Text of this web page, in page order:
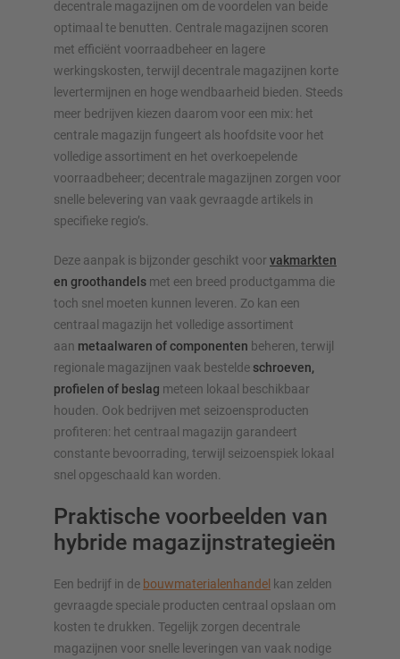
decentrale magazijnen om de voordelen van beide
optimaal te benutten. Centrale magazijnen scoren
met efficiënt voorraadbeheer en lagere
werkingskosten, terwijl decentrale magazijnen korte
levertermijnen en hoge wendbaarheid bieden. Steeds
meer bedrijven kiezen daarom voor een mix: het
centrale magazijn fungeert als hoofdsite voor het
volledige assortiment en het overkoepelende
voorraadbeheer; decentrale magazijnen zorgen voor
snelle belevering van vaak gevraagde artikels in
specifieke regio’s.
Deze aanpak is bijzonder geschikt voor vakmarkten
en groothandels met een breed productgamma die
toch snel moeten kunnen leveren. Zo kan een
centraal magazijn het volledige assortiment
aan metaalwaren of componenten beheren, terwijl
regionale magazijnen vaak bestelde schroeven,
profielen of beslag meteen lokaal beschikbaar
houden. Ook bedrijven met seizoensproducten
profiteren: het centraal magazijn garandeert
constante bevoorrading, terwijl seizoenspiek lokaal
snel opgeschaald kan worden.
Praktische voorbeelden van
hybride magazijnstrategieën
Een bedrijf in de bouwmaterialenhandel kan zelden
gevraagde speciale producten centraal opslaan om
kosten te drukken. Tegelijk zorgen decentrale
magazijnen voor snelle leveringen van vaak nodige